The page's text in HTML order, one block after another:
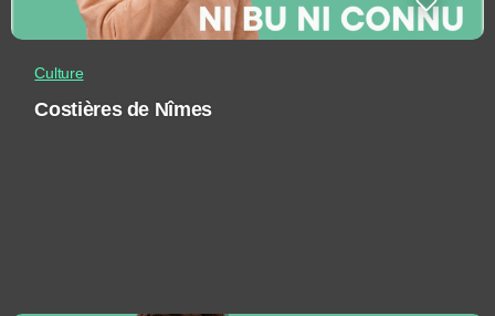
Culture
Costières de Nîmes